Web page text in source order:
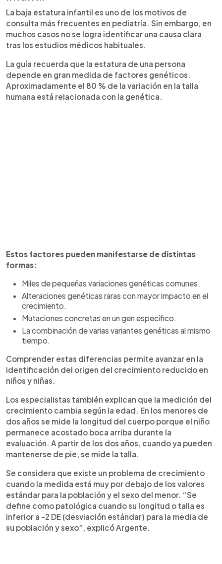
La baja estatura infantil es uno de los motivos de
consulta más frecuentes en pediatría. Sin embargo, en
muchos casos no se logra identificar una causa clara
tras los estudios médicos habituales.
La guía recuerda que la estatura de una persona
depende en gran medida de factores genéticos.
Aproximadamente el 80 % de la variación en la talla
humana está relacionada con la genética.
Estos factores pueden manifestarse de distintas
formas:
Miles de pequeñas variaciones genéticas comunes.
Alteraciones genéticas raras con mayor impacto en el
crecimiento.
Mutaciones concretas en un gen específico.
La combinación de varias variantes genéticas al mismo
tiempo.
Comprender estas diferencias permite avanzar en la
identificación del origen del crecimiento reducido en
niños y niñas.
Los especialistas también explican que la medición del
crecimiento cambia según la edad. En los menores de
dos años se mide la longitud del cuerpo porque el niño
permanece acostado boca arriba durante la
evaluación. A partir de los dos años, cuando ya pueden
mantenerse de pie, se mide la talla.
Se considera que existe un problema de crecimiento
cuando la medida está muy por debajo de los valores
estándar para la población y el sexo del menor. “Se
define como patológica cuando su longitud o talla es
inferior a -2 DE (desviación estándar) para la media de
su población y sexo”, explicó Argente.